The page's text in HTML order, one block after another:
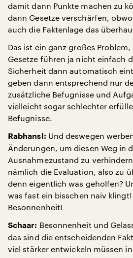
damit dann Punkte machen zu
dann Gesetze verschärfen,
auch die Faktenlage das
Das ist ein ganz großes
Gesetze führen ja nicht einfach
Sicherheit dann automatisch
geben dann entsprechend nur
zusätzliche Befugnisse und
vielleicht sogar schlechter
Befugnisse.
Rabhansl: Und deswegen
Änderungen, um diesen Weg in
Ausnahmezustand zu
nämlich die Evaluation, also zu
denn eigentlich was geholfen?
was fast ein bisschen naiv
Besonnenheit!
Schaar: Besonnenheit und
das sind die entscheidenden
viel stärker entwickeln müssen